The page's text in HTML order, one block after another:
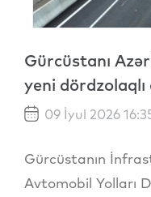
Gürcüstanı
yeni
09 İyul 2026
Gürcüstanın
Avtomobil Yolları